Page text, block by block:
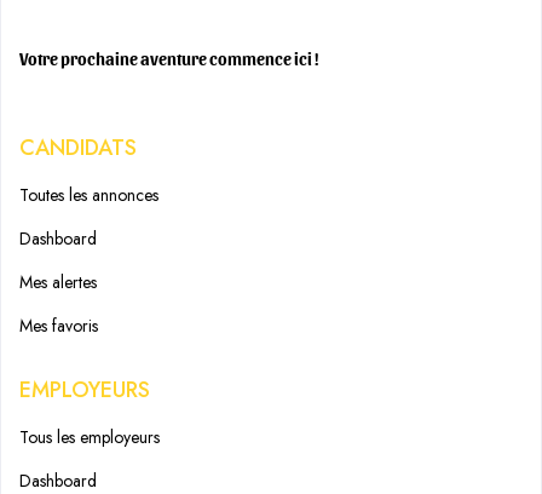
Votre prochaine aventure commence ici !
CANDIDATS
Toutes les annonces
Dashboard
Mes alertes
Mes favoris
EMPLOYEURS
Tous les employeurs
Dashboard